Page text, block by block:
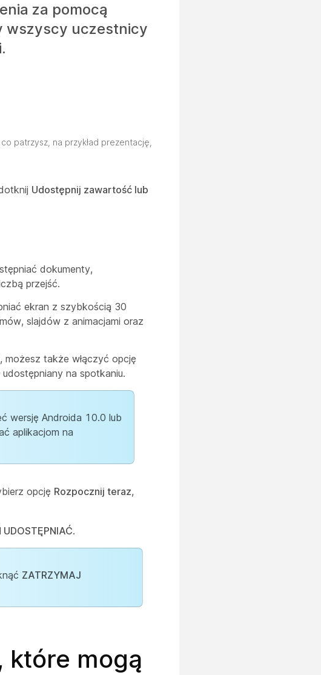
za pomocą
wszyscy uczestnicy
patrzysz, na przykład prezentację,
Udostępnij zawartość lub
dokumenty,
przejść.
ekran z szybkością 30
slajdów z animacjami oraz
także włączyć opcję
na spotkaniu.
wersję Androida 10.0 lub
aplikacjom na
opcję Rozpocznij teraz,
UDOSTĘPNIAĆ.
ZATRZYMAJ
które mogą